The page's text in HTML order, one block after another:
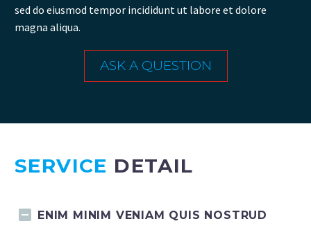
sed do eiusmod tempor incididunt ut labore et dolore
magna aliqua.
ASK A QUESTION
SERVICE DETAIL
ENIM MINIM VENIAM QUIS NOSTRUD